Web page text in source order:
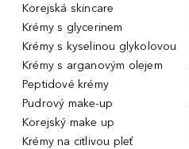
Korejská skincare
Krémy s glycerinem
Krémy s kyselinou glykolovou
Krémy s arganovým olejem
Peptidové krémy
Pudrový make-up
Korejský make up
Krémy na citlivou pleť